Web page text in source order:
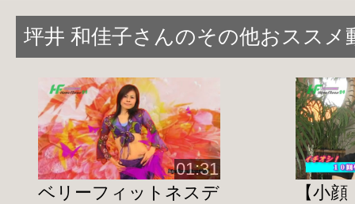
チェストサークル
スモールアンジュレーション
スモールサークル
スネークアーム
ショルダーシミー
アンジュレーション
坪井 和佳子さんのその他おススメ
01:31
ベリーフィットネスデ
【小